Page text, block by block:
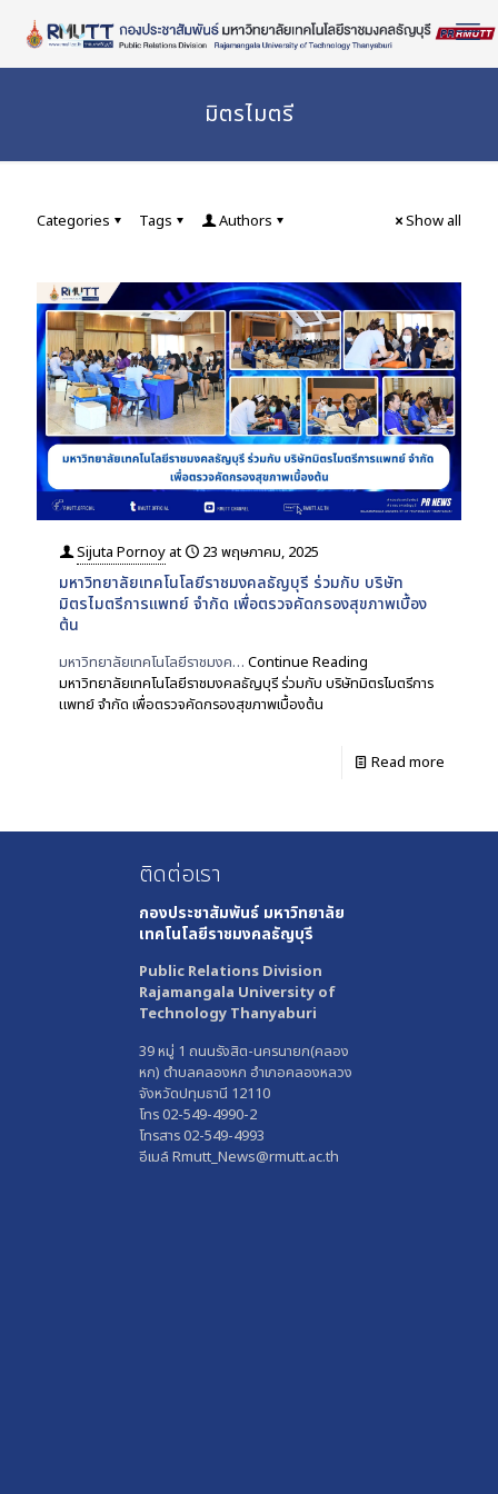
Content
มิตรไมตรี
Categories Tags Authors Show all
Sijuta Pornoy at 23 พฤษภาคม, 2025
มหาวิทยาลัยเทคโนโลยีราชมงคลธัญบุรี ร่วมกับ บริษัท
มิตรไมตรีการแพทย์ จำกัด เพื่อตรวจคัดกรองสุขภาพเบื้อง
ต้น
มหาวิทยาลัยเทคโนโลยีราชมงค… Continue Reading
มหาวิทยาลัยเทคโนโลยีราชมงคลธัญบุรี ร่วมกับ บริษัทมิตรไมตรีการ
แพทย์ จำกัด เพื่อตรวจคัดกรองสุขภาพเบื้องต้น
Read more
ติดต่อเรา
กองประชาสัมพันธ์ มหาวิทยาลัย
เทคโนโลยีราชมงคลธัญบุรี
Public Relations Division
Rajamangala University of
Technology Thanyaburi
39 หมู่ 1 ถนนรังสิต-นครนายก(คลอง
หก) ตำบลคลองหก อำเภอคลองหลวง
จังหวัดปทุมธานี 12110
โทร 02-549-4990-2
โทรสาร 02-549-4993
อีเมล์ Rmutt_News@rmutt.ac.th